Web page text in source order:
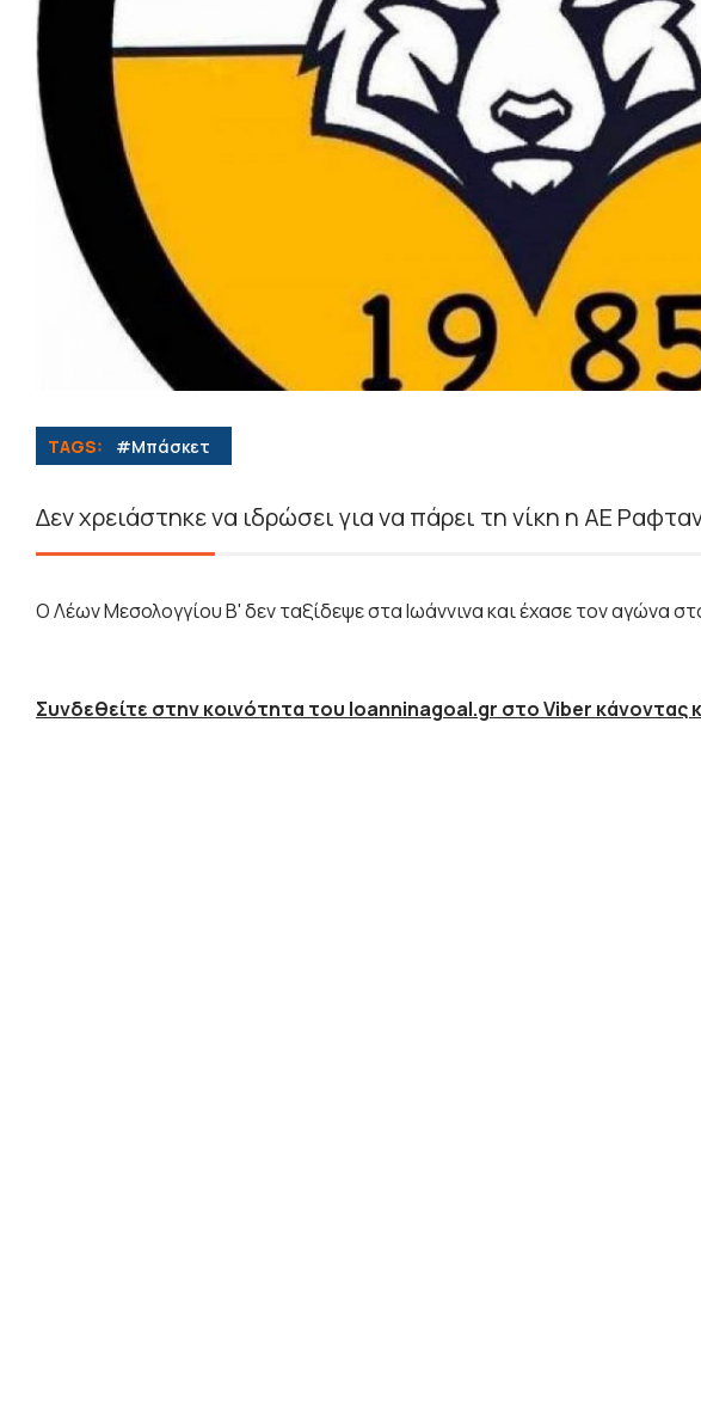
TAGS: #Μπάσκετ
Δεν χρειάστηκε να ιδρώσει για να πάρει τη νίκη η ΑΕ
Ο Λέων Μεσολογγίου Β' δεν ταξίδεψε στα Ιωάννινα και έχασε τον αγώνα
Συνδεθείτε στην κοινότητα του Ioanninagoal.gr στο Viber κάνοντας